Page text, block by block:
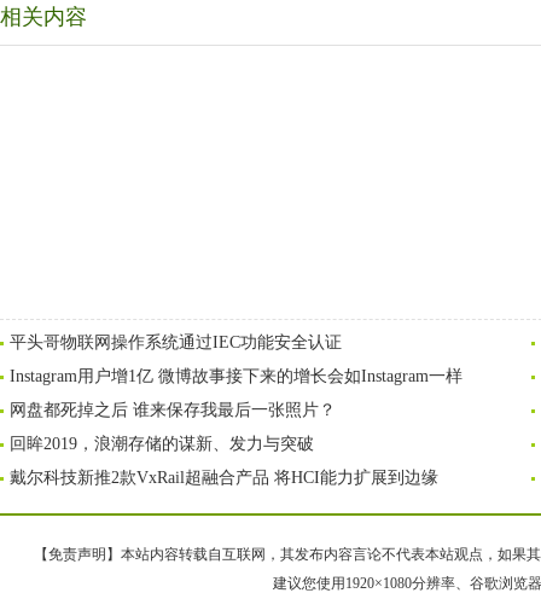
相关内容
平头哥物联网操作系统通过IEC功能安全认证
Instagram用户增1亿 微博故事接下来的增长会如Instagram一样
网盘都死掉之后 谁来保存我最后一张照片？
回眸2019，浪潮存储的谋新、发力与突破
戴尔科技新推2款VxRail超融合产品 将HCI能力扩展到边缘
【免责声明】本站内容转载自互联网，其发布内容言论不代表本站观点，如果
建议您使用1920×1080分辨率、谷歌浏览